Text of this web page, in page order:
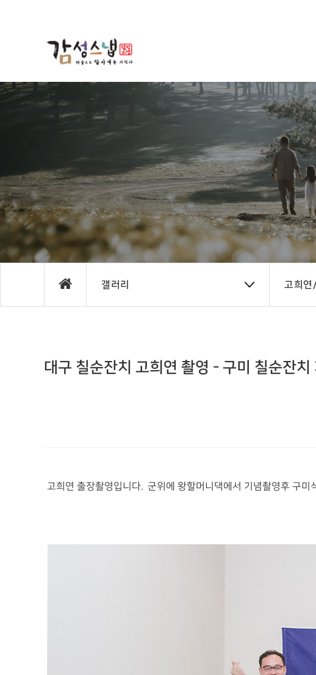
갤러리 고희연
대구 칠순잔치 고희연 촬영 - 구미 칠순잔치
고희연 출장촬영입니다. 군위에 왕할머니댁에서 기념촬영후 구미